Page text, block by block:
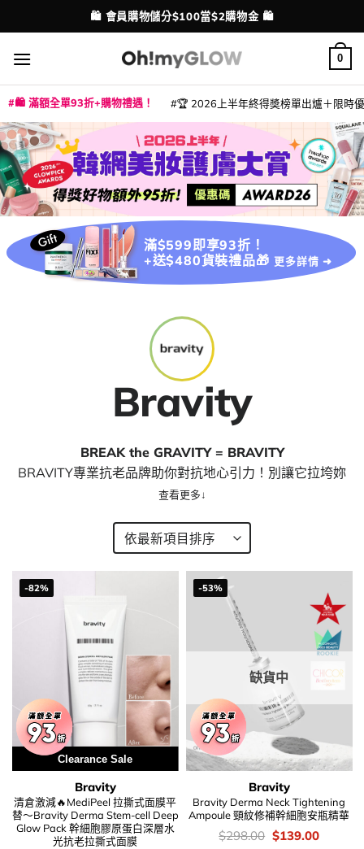
to
content
配送港澳
🛍️ 會員購物儲分$100當$2購物金 🛍️
0
🛍️ 滿額全單93折+購物禮遇！ 🏆 2026上半年終得奬榜單出爐＋限時
滿$599即享93折！
+送$480貨裝禮品🎁 更多詳情 ➜
Bravity
BREAK the GRAVITY = BRAVITY
BRAVITY專業抗老品牌助你對抗地心引力！別讓它拉垮妳
的青春緊實度！
-82%
Clearance Sale
Bravity
清倉激減🔥MediPeel 拉撕式面膜平
替～Bravity Derma Stem-cell Deep
Glow Pack 幹細胞膠原蛋白深層水
光抗老拉撕式面膜
-53%
缺貨中
Bravity
Bravity Derma Neck Tightening
Ampoule 頸紋修補幹細胞安瓶精華
價
$298.00 Original
$139.00Current